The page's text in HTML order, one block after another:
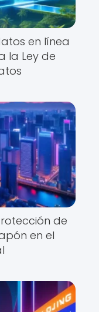
en línea
la Ley de
de
en el